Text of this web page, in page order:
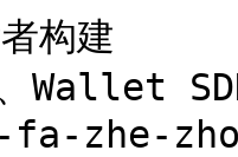
者构建
、Wallet
zhe-